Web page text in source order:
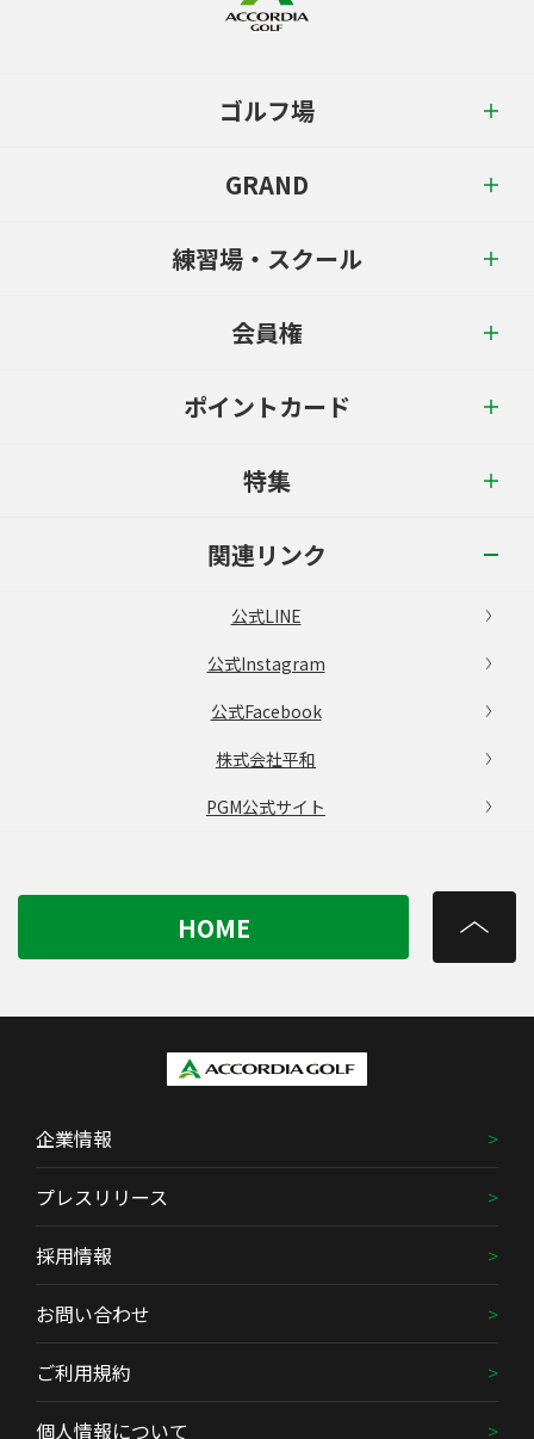
ゴルフ場
GRAND
練習場・スクール
会員権
ポイントカード
特集
関連リンク
公式LINE
公式Instagram
公式Facebook
株式会社平和
PGM公式サイト
HOME
企業情報
プレスリリース
採用情報
お問い合わせ
ご利用規約
個人情報について